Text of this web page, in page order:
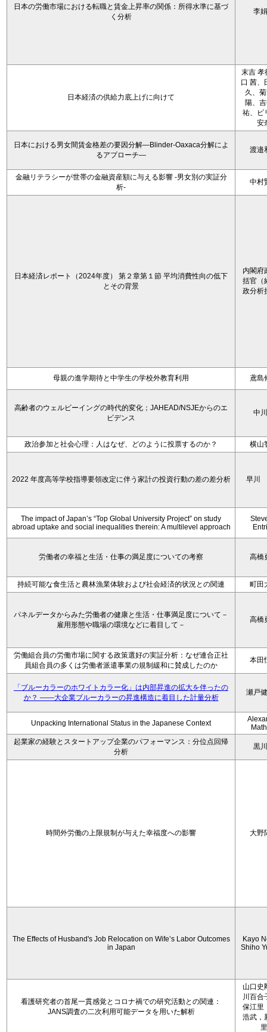
日本の労働市場における転職と賃金上昇率の関係：所得水準に基づ
く分析
李
日本経済の供給力底上げに向けて
末吉 孝
口 茜、
久、
陽、
祐、ビ
安
日本における男女間賃金格差の要因分解―Blinder-Oaxaca分解によ
るアプローチ―
渡邉
金融リテラシーが世帯の金融資産額に与える影響 -男女別の実証分
析-
中村
日本経済レポート（2024年度） 第２章第１節 平均消費性向の低下
とその背景
内閣府
括官（
政分析
母親の進学期待と中学生の学校外教育利用 鳶島
高齢者のウェルビーイングの時代的変化；JAHEAD/NSJEからのエ
ビデンス
中
政治参加と社会心理：人はなぜ、どのように投票するのか？ 横山
2022 年度高等学校指導要領改定に伴う家計の投資行動の差の差分析 早川
The impact of Japan’s “Top Global University Project” on study
abroad uptake and social inequalities therein: A multilevel approach
労働者の幸福と生活・仕事の満足度についての考察 高橋
持続可能な食生活と農林漁業体験および社会経済的状況との関連 町田
パネルデータからみた労働者の健康と生活・仕事満足度について－
雇用形態や職場の環境などに着目して－
高橋
労働組合員の労働市場に関する政策選好の実証分析：なぜ連合正社
員組合員の多くは労働者派遣事業の規制緩和に賛成したのか
本田
「ブルーカラーのホワイトカラー化」は内部昇進の拡大を伴ったの
か？ ――大企業ブルーカラーの昇進構造に着目した計量分析
瀬戸
Unpacking International Status in the Japanese Context
起業家の経験とスタートアップ企業のパフォーマンス：分位点回帰
分析
黒
時間外労働の上限規制が与えた幸福度への影響 大野
The Effects of Husband's Job Relocation on Wife’s Labor Outcomes
in Japan
Kayo
Shiho
看護研究者の首尾一貫感覚とコロナ禍での研究活動との関連：
JANS調査の二次利用可能データを用いた解析
山口史
川百合
保江里
浩武，
里